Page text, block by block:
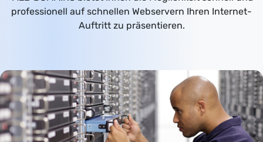
professionell auf schnellen Webservern Ihren Internet-
Auftritt zu präsentieren.